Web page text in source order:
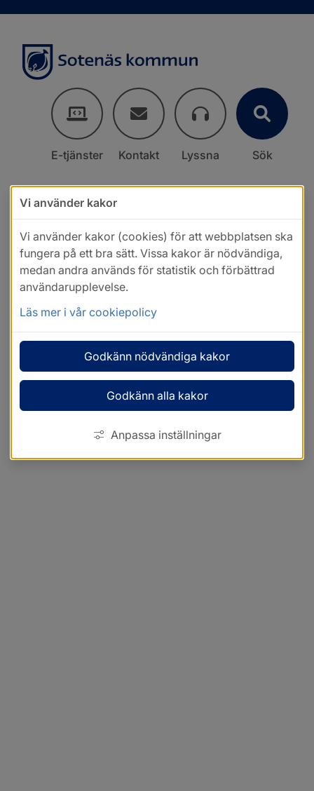
E-tjänster Kontakt Lyssna Sök
Vi använder kakor
Vi använder kakor (cookies) för att webbplatsen ska
fungera på ett bra sätt. Vissa kakor är nödvändiga,
medan andra används för statistik och förbättrad
användarupplevelse.
Läs mer i vår cookiepolicy
Godkänn nödvändiga kakor
Godkänn alla kakor
Anpassa inställningar